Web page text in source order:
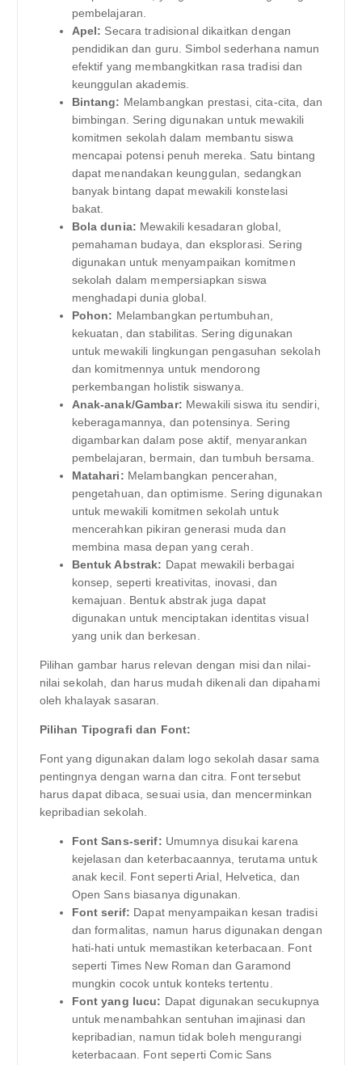
pembelajaran.
Apel: Secara tradisional dikaitkan dengan
pendidikan dan guru. Simbol sederhana namun
efektif yang membangkitkan rasa tradisi dan
keunggulan akademis.
Bintang: Melambangkan prestasi, cita-cita, dan
bimbingan. Sering digunakan untuk mewakili
komitmen sekolah dalam membantu siswa
mencapai potensi penuh mereka. Satu bintang
dapat menandakan keunggulan, sedangkan
banyak bintang dapat mewakili konstelasi
bakat.
Bola dunia: Mewakili kesadaran global,
pemahaman budaya, dan eksplorasi. Sering
digunakan untuk menyampaikan komitmen
sekolah dalam mempersiapkan siswa
menghadapi dunia global.
Pohon: Melambangkan pertumbuhan,
kekuatan, dan stabilitas. Sering digunakan
untuk mewakili lingkungan pengasuhan sekolah
dan komitmennya untuk mendorong
perkembangan holistik siswanya.
Anak-anak/Gambar: Mewakili siswa itu sendiri,
keberagamannya, dan potensinya. Sering
digambarkan dalam pose aktif, menyarankan
pembelajaran, bermain, dan tumbuh bersama.
Matahari: Melambangkan pencerahan,
pengetahuan, dan optimisme. Sering digunakan
untuk mewakili komitmen sekolah untuk
mencerahkan pikiran generasi muda dan
membina masa depan yang cerah.
Bentuk Abstrak: Dapat mewakili berbagai
konsep, seperti kreativitas, inovasi, dan
kemajuan. Bentuk abstrak juga dapat
digunakan untuk menciptakan identitas visual
yang unik dan berkesan.
Pilihan gambar harus relevan dengan misi dan nilai-
nilai sekolah, dan harus mudah dikenali dan dipahami
oleh khalayak sasaran.
Pilihan Tipografi dan Font:
Font yang digunakan dalam logo sekolah dasar sama
pentingnya dengan warna dan citra. Font tersebut
harus dapat dibaca, sesuai usia, dan mencerminkan
kepribadian sekolah.
Font Sans-serif: Umumnya disukai karena
kejelasan dan keterbacaannya, terutama untuk
anak kecil. Font seperti Arial, Helvetica, dan
Open Sans biasanya digunakan.
Font serif: Dapat menyampaikan kesan tradisi
dan formalitas, namun harus digunakan dengan
hati-hati untuk memastikan keterbacaan. Font
seperti Times New Roman dan Garamond
mungkin cocok untuk konteks tertentu.
Font yang lucu: Dapat digunakan secukupnya
untuk menambahkan sentuhan imajinasi dan
kepribadian, namun tidak boleh mengurangi
keterbacaan. Font seperti Comic Sans